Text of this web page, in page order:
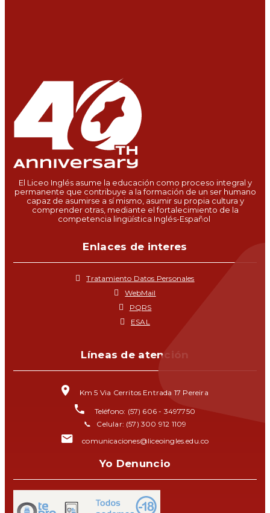
El Liceo Inglés asume la educación como proceso integral y
permanente que contribuye a la formación de un ser humano
capaz de asumirse a sí mismo, asumir su propia cultura y
comprender otras, mediante el fortalecimiento de la
competencia lingüística Inglés-Español
Enlaces de interes
Tratamiento Datos Personales
WebMail
PQRS
ESAL
Líneas de atención
Km 5 Via Cerritos Entrada 17 Pereira
Teléfono: (57) 606 - 3497750
📞 Celular: (57) 300 912 1109
comunicaciones@liceoingles.edu.co
Yo Denuncio